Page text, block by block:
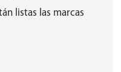
listas las marcas